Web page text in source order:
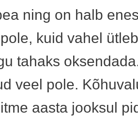
ning on halb
kuid vahel
tahaks
veel pole.
aasta jooksul